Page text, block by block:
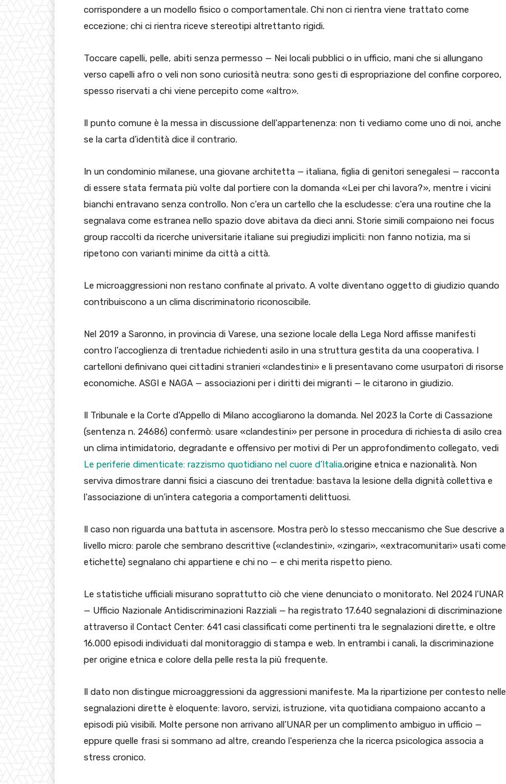
corrispondere a un modello fisico o comportamentale. Chi non ci rientra viene trattato come
eccezione; chi ci rientra riceve stereotipi altrettanto rigidi.
Toccare capelli, pelle, abiti senza permesso — Nei locali pubblici o in ufficio, mani che si allungano
verso capelli afro o veli non sono curiosità neutra: sono gesti di espropriazione del confine corporeo,
spesso riservati a chi viene percepito come «altro».
Il punto comune è la messa in discussione dell'appartenenza: non ti vediamo come uno di noi, anche
se la carta d'identità dice il contrario.
In un condominio milanese, una giovane architetta — italiana, figlia di genitori senegalesi — racconta
di essere stata fermata più volte dal portiere con la domanda «Lei per chi lavora?», mentre i vicini
bianchi entravano senza controllo. Non c'era un cartello che la escludesse: c'era una routine che la
segnalava come estranea nello spazio dove abitava da dieci anni. Storie simili compaiono nei focus
group raccolti da ricerche universitarie italiane sui pregiudizi impliciti: non fanno notizia, ma si
ripetono con varianti minime da città a città.
Le microaggressioni non restano confinate al privato. A volte diventano oggetto di giudizio quando
contribuiscono a un clima discriminatorio riconoscibile.
Nel 2019 a Saronno, in provincia di Varese, una sezione locale della Lega Nord affisse manifesti
contro l'accoglienza di trentadue richiedenti asilo in una struttura gestita da una cooperativa. I
cartelloni definivano quei cittadini stranieri «clandestini» e li presentavano come usurpatori di risorse
economiche. ASGI e NAGA — associazioni per i diritti dei migranti — le citarono in giudizio.
Il Tribunale e la Corte d'Appello di Milano accogliarono la domanda. Nel 2023 la Corte di Cassazione
(sentenza n. 24686) confermò: usare «clandestini» per persone in procedura di richiesta di asilo crea
un clima intimidatorio, degradante e offensivo per motivi di Per un approfondimento collegato, vedi
Le periferie dimenticate: razzismo quotidiano nel cuore d’Italia.origine etnica e nazionalità. Non
serviva dimostrare danni fisici a ciascuno dei trentadue: bastava la lesione della dignità collettiva e
l'associazione di un'intera categoria a comportamenti delittuosi.
Il caso non riguarda una battuta in ascensore. Mostra però lo stesso meccanismo che Sue descrive a
livello micro: parole che sembrano descrittive («clandestini», «zingari», «extracomunitari» usati come
etichette) segnalano chi appartiene e chi no — e chi merita rispetto pieno.
Le statistiche ufficiali misurano soprattutto ciò che viene denunciato o monitorato. Nel 2024 l'UNAR
— Ufficio Nazionale Antidiscriminazioni Razziali — ha registrato 17.640 segnalazioni di discriminazione
attraverso il Contact Center: 641 casi classificati come pertinenti tra le segnalazioni dirette, e oltre
16.000 episodi individuati dal monitoraggio di stampa e web. In entrambi i canali, la discriminazione
per origine etnica e colore della pelle resta la più frequente.
Il dato non distingue microaggressioni da aggressioni manifeste. Ma la ripartizione per contesto nelle
segnalazioni dirette è eloquente: lavoro, servizi, istruzione, vita quotidiana compaiono accanto a
episodi più visibili. Molte persone non arrivano all'UNAR per un complimento ambiguo in ufficio —
eppure quelle frasi si sommano ad altre, creando l'esperienza che la ricerca psicologica associa a
stress cronico.